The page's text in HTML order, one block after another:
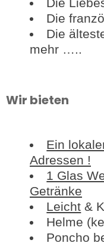
Die
Die
Die
mehr …..
Wir bieten
Ein
Adressen !
1 Glas
Getränke
Leicht &
Helme
Poncho